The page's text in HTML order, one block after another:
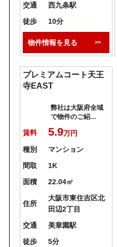
交通
西九条駅
徒歩
10分
物件情報を見る
プレミアムコート天王
寺EAST
弊社は大阪府全域
で物件のご紹...
賃料 5.9万円
種別
マンション
間取
1K
面積
22.04㎡
住所
大阪市東住吉区北
田辺2丁目
交通
美章園駅
徒歩
5分